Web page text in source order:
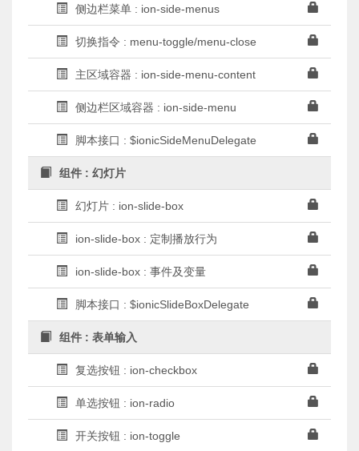
侧边栏菜单 : ion-side-menus
切换指令 : menu-toggle/menu-close
主区域容器 : ion-side-menu-content
侧边栏区域容器 : ion-side-menu
脚本接口 : $ionicSideMenuDelegate
组件 : 幻灯片
幻灯片 : ion-slide-box
ion-slide-box : 定制播放行为
ion-slide-box : 事件及变量
脚本接口 : $ionicSlideBoxDelegate
组件 : 表单输入
复选按钮 : ion-checkbox
单选按钮 : ion-radio
开关按钮 : ion-toggle